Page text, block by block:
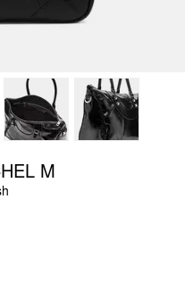
M